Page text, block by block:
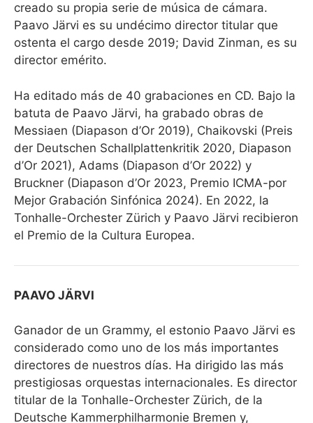
creado su propia serie de música de cámara.
Paavo Järvi es su undécimo director titular que
ostenta el cargo desde 2019; David Zinman, es su
director emérito.
Ha editado más de 40 grabaciones en CD. Bajo la
batuta de Paavo Järvi, ha grabado obras de
Messiaen (Diapason d’Or 2019), Chaikovski (Preis
der Deutschen Schallplattenkritik 2020, Diapason
d’Or 2021), Adams (Diapason d’Or 2022) y
Bruckner (Diapason d’Or 2023, Premio ICMA-por
Mejor Grabación Sinfónica 2024). En 2022, la
Tonhalle-Orchester Zürich y Paavo Järvi recibieron
el Premio de la Cultura Europea.
PAAVO JÄRVI
Ganador de un Grammy, el estonio Paavo Järvi es
considerado como uno de los más importantes
directores de nuestros días. Ha dirigido las más
prestigiosas orquestas internacionales. Es director
titular de la Tonhalle-Orchester Zürich, de la
Deutsche Kammerphilharmonie Bremen y,